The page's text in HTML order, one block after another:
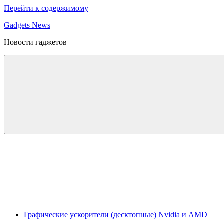
Перейти к содержимому
Gadgets News
Новости гаджетов
Графические ускорители (десктопные) Nvidia и AMD